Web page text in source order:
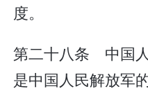
度。
第二十八条 中国
是中国人民解放军